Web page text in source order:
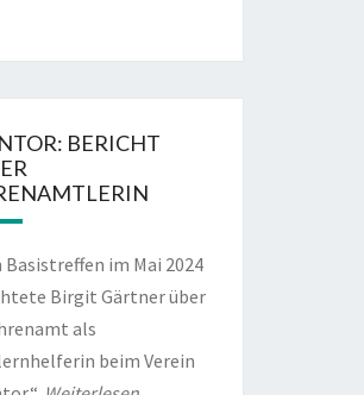
BERICHT
Basistreffen im Mai 2024
Birgit Gärtner über
als
beim Verein